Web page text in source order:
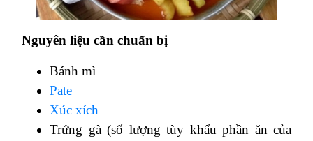
Nguyên liệu cần chuẩn bị
Bánh mì
Pate
Xúc xích
Trứng gà (số lượng tùy khẩu phần ăn của